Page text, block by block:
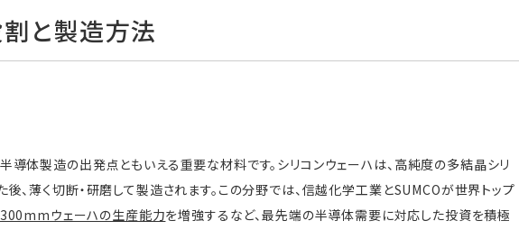
と製造方法
導体製造の出発点ともいえる重要な材料です。シリコンウェーハは、高純度の多結晶シリ
、薄く切断・研磨して製造されます。この分野では、信越化学工業とSUMCOが世界トップ
300mmウェーハの生産能力を増強するなど、最先端の半導体需要に対応した投資を積極